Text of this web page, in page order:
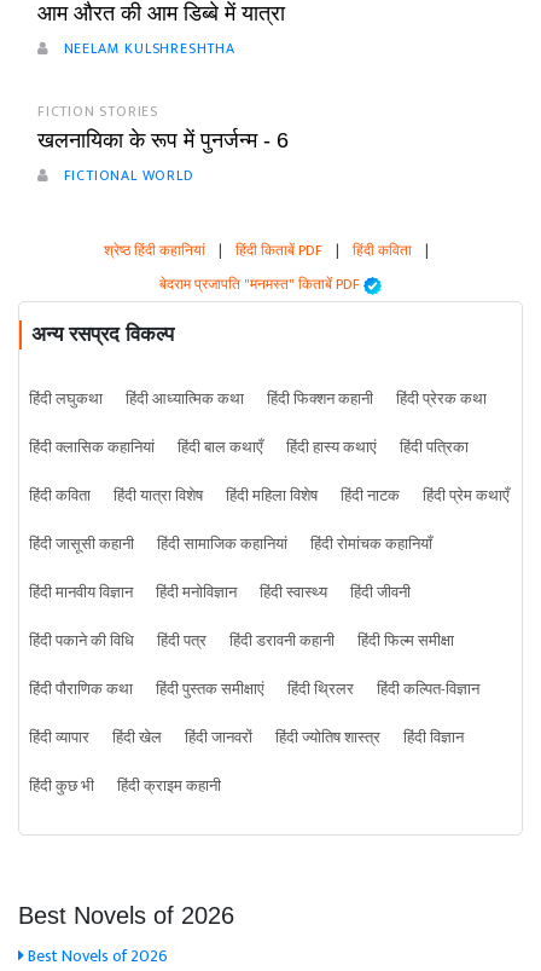
आम औरत की आम डिब्बे में यात्रा
NEELAM KULSHRESHTHA
FICTION STORIES
खलनायिका के रूप में पुनर्जन्म - 6
FICTIONAL WORLD
श्रेष्ठ हिंदी कहानियां | हिंदी किताबें PDF | हिंदी कविता |
बेदराम प्रजापति "मनमस्त" किताबें PDF
अन्य रसप्रद विकल्प
हिंदी लघुकथा हिंदी आध्यात्मिक कथा हिंदी फिक्शन कहानी
हिंदी प्रेरक कथा
हिंदी क्लासिक कहानियां
हिंदी बाल कथाएँ हिंदी हास्य कथाएं
हिंदी पत्रिका
हिंदी कविता
हिंदी यात्रा विशेष हिंदी महिला विशेष हिंदी नाटक
हिंदी प्रेम कथाएँ
हिंदी जासूसी कहानी
हिंदी सामाजिक कहानियां
हिंदी रोमांचक कहानियाँ
हिंदी मानवीय विज्ञान
हिंदी मनोविज्ञान हिंदी स्वास्थ्य
हिंदी जीवनी
हिंदी पकाने की विधि
हिंदी पत्र हिंदी डरावनी कहानी
हिंदी फिल्म समीक्षा
हिंदी पौराणिक कथा
हिंदी पुस्तक समीक्षाएं हिंदी थ्रिलर
हिंदी कल्पित-विज्ञान
हिंदी व्यापार
हिंदी खेल हिंदी जानवरों हिंदी ज्योतिष शास्त्र
हिंदी विज्ञान
हिंदी कुछ भी
हिंदी क्राइम कहानी
Best Novels of 2026
Best Novels of 2026